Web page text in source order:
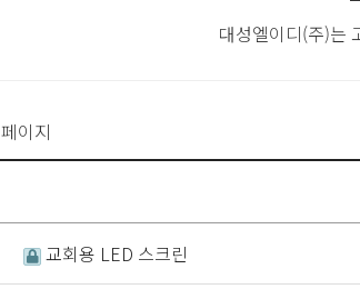
대성엘이디(주)는
페이지
교회용 LED 스크린